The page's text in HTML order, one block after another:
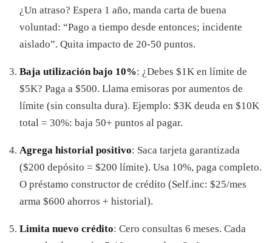
¿Un atraso? Espera 1 año, manda carta de buena
voluntad: “Pago a tiempo desde entonces; incidente
aislado”. Quita impacto de 20-50 puntos.
Baja utilización bajo 10%: ¿Debes $1K en límite de
$5K? Paga a $500. Llama emisoras por aumentos de
límite (sin consulta dura). Ejemplo: $3K deuda en $10K
total = 30%: baja 50+ puntos al pagar.
Agrega historial positivo: Saca tarjeta garantizada
($200 depósito = $200 límite). Usa 10%, paga completo.
O préstamo constructor de crédito (Self.inc: $25/mes
arma $600 ahorros + historial).
Limita nuevo crédito: Cero consultas 6 meses. Cada